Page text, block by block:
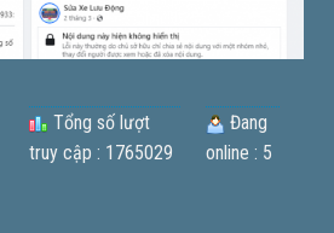
Tổng số lượt
truy cập : 1765029
Đang
online : 5